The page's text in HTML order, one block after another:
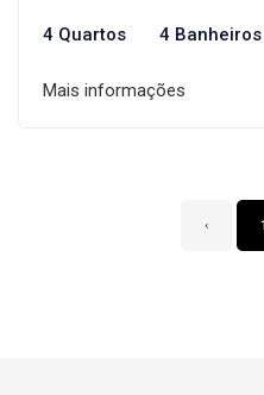
4 Quartos 4 Banheiros
Mais informações
‹ 1